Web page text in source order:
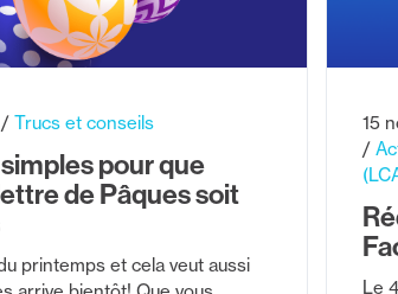
pour que
de Pâques soit
Trucs et conseils
printemps et cela veut aussi
15
Le